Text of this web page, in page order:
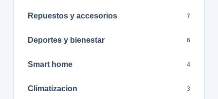
Repuestos y accesorios 7
Deportes y bienestar 6
Smart home 4
Climatizacion 3